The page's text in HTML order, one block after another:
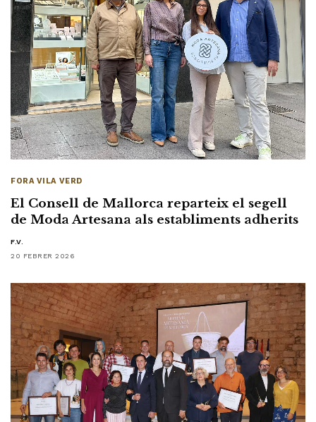
FORA VILA VERD
El Consell de Mallorca reparteix el segell
de Moda Artesana als establiments adherits
F.V.
20 FEBRER 2026